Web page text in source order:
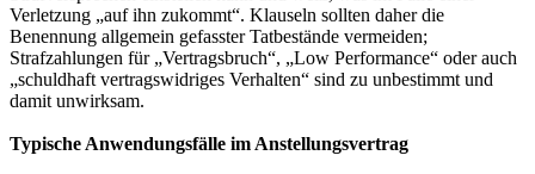
Verletzung „auf ihn zukommt“. Klauseln sollten daher die
Benennung allgemein gefasster Tatbestände vermeiden;
Strafzahlungen für „Vertragsbruch“, „Low Performance“ oder auch
„schuldhaft vertragswidriges Verhalten“ sind zu unbestimmt und
damit unwirksam.
Typische Anwendungsfälle im Anstellungsvertrag